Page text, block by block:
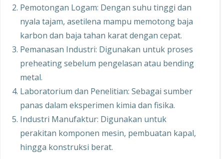
Pemotongan Logam: Dengan suhu tinggi dan
nyala tajam, asetilena mampu memotong baja
karbon dan baja tahan karat dengan cepat.
Pemanasan Industri: Digunakan untuk proses
preheating sebelum pengelasan atau bending
metal.
Laboratorium dan Penelitian: Sebagai sumber
panas dalam eksperimen kimia dan fisika.
Industri Manufaktur: Digunakan untuk
perakitan komponen mesin, pembuatan kapal,
hingga konstruksi berat.